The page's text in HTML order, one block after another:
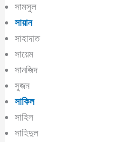
সামসুল
সায়ান
সাহাদাত
সায়েম
সানজিদ
সুজন
সাকিল
সাহিল
সাহিদুল